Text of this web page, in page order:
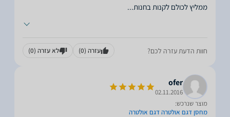
ממליץ לכולם לקנות בחנות...
חוות הדעת עזרה לכם? עזרה (0) לא עזרה (0)
ofer
02.11.2016
מוצר שנרכש:
מחסן דגם אולטרה דגם אולטרה